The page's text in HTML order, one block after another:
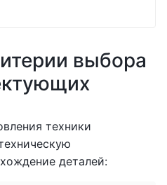
выбора
техники
деталей: